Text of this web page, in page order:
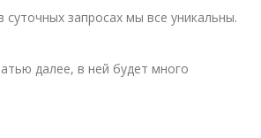
запросах мы все уникальны.
далее, в ней будет много